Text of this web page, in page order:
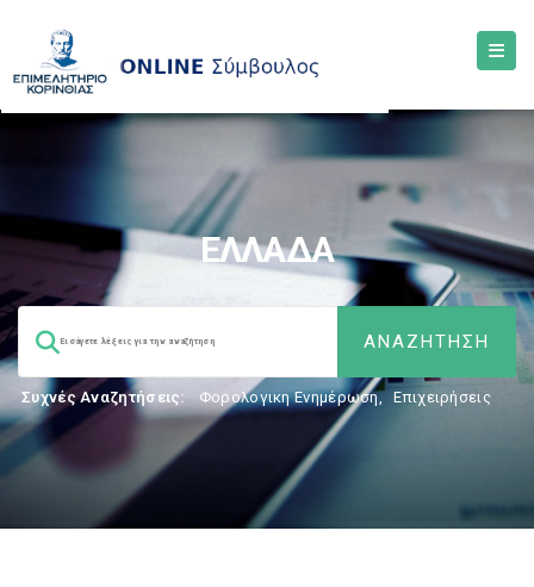
ΕΛΛΑΔΑ
Συχνές Αναζητήσεις: Φορολογικη Ενημέρωση, Επιχειρήσεις